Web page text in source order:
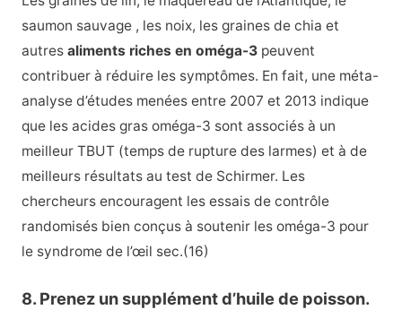
saumon sauvage , les noix, les graines de chia et
autres aliments riches en oméga-3peuvent
contribuer à réduire les symptômes. En fait, une méta-
analyse d’études menées entre 2007 et 2013 indique
que les acides gras oméga-3 sont associés à un
meilleur TBUT (temps de rupture des larmes) et à de
meilleurs résultats au test de Schirmer. Les
chercheurs encouragent les essais de contrôle
randomisés bien conçus à soutenir les oméga-3 pour
le syndrome de l’œil sec.(16)
8. Prenez un supplément d’huile de poisson.